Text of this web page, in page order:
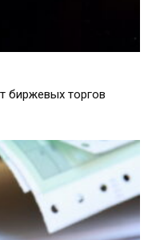
биржевых торгов